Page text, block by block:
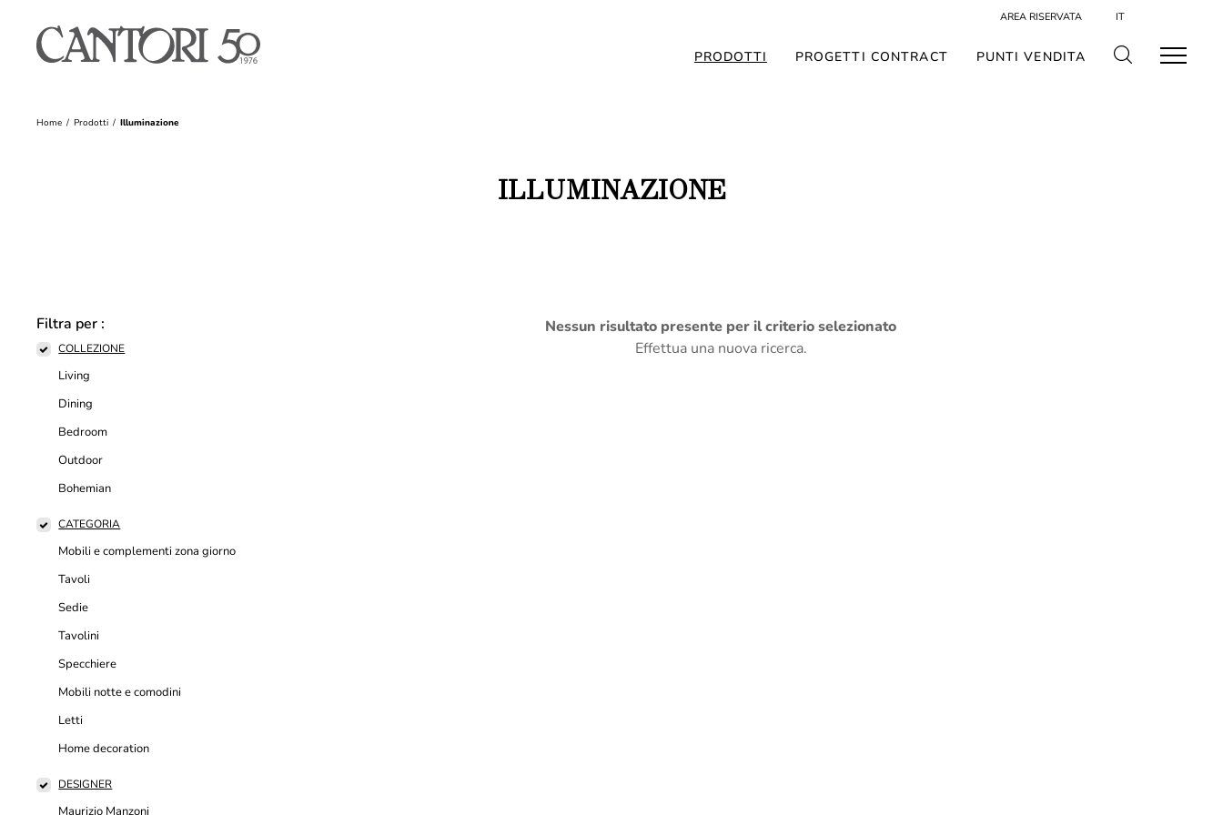
AREA RISERVATA IT
PRODOTTI PROGETTI CONTRACT PUNTI VENDITA
Home Prodotti Illuminazione
ILLUMINAZIONE
Filtra per :
COLLEZIONE
Living
Dining
Bedroom
Outdoor
Bohemian
CATEGORIA
Mobili e complementi zona giorno
Tavoli
Sedie
Tavolini
Specchiere
Mobili notte e comodini
Letti
Home decoration
DESIGNER
Maurizio Manzoni
Nessun risultato presente per il criterio selezionato
Effettua una nuova ricerca.